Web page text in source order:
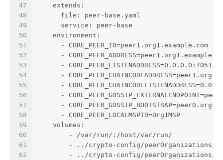
47
48
49
50
51
52
53
54
55
56
57
58
59
60
61
62
    extends:
      file: peer-base.yaml
      service: peer-base
    environment:
      - CORE_PEER_ID=peer1.org1.example.com
-
      - CORE_PEER_LISTENADDRESS=0.0.0.0:7051
-
-
-
-
      - CORE_PEER_LOCALMSPID=Org1MSP
    volumes:
        - /var/run/:/host/var/run/
- ../crypto-config/peerOrganizations/
- ../crypto-config/peerOrganizations/